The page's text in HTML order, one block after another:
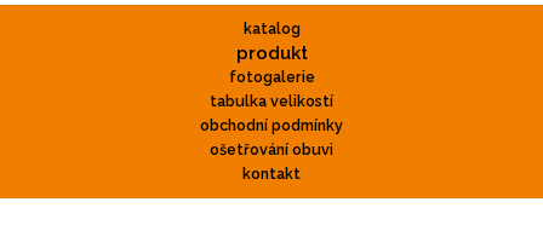
katalog
produkt
fotogalerie
tabulka velikostí
obchodní podmínky
ošetřování obuvi
kontakt